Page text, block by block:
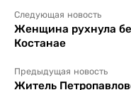
Следующая новость
Женщина рухнула
Костанае
Предыдущая новость
Житель